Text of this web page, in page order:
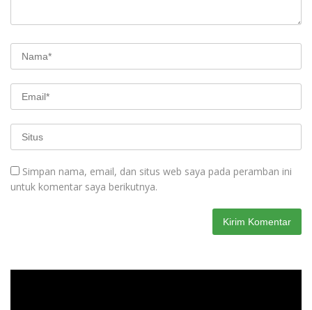
Simpan nama, email, dan situs web saya pada peramban ini
untuk komentar saya berikutnya.